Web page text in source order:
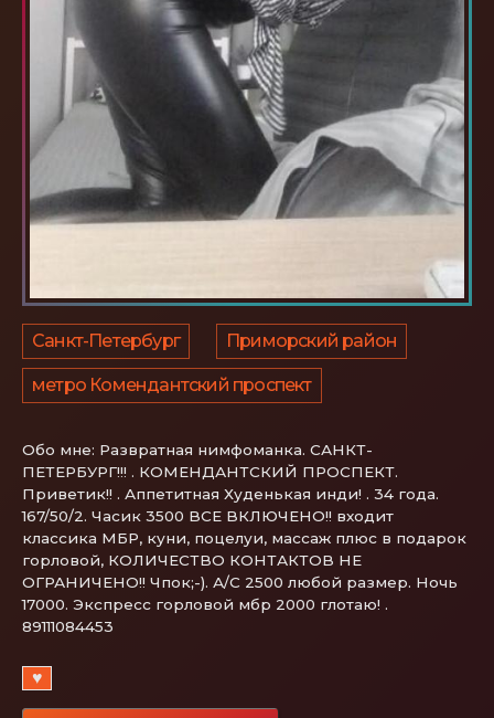
Санкт-Петербург Приморский район
метро Комендантский проспект
Обо мне: Развратная нимфоманка. САНКТ-
ПЕТЕРБУРГ!!! . КОМЕНДАНТСКИЙ ПРОСПЕКТ.
Приветик!! . Аппетитная Худенькая инди! . 34 года.
167/50/2. Часик 3500 ВСЕ ВКЛЮЧЕНО!! входит
классика МБР, куни, поцелуи, массаж плюс в подарок
горловой, КОЛИЧЕСТВО КОНТАКТОВ НЕ
ОГРАНИЧЕНО!! Чпок;-). А/С 2500 любой размер. Ночь
17000. Экспресс горловой мбр 2000 глотаю! .
89111084453
♥